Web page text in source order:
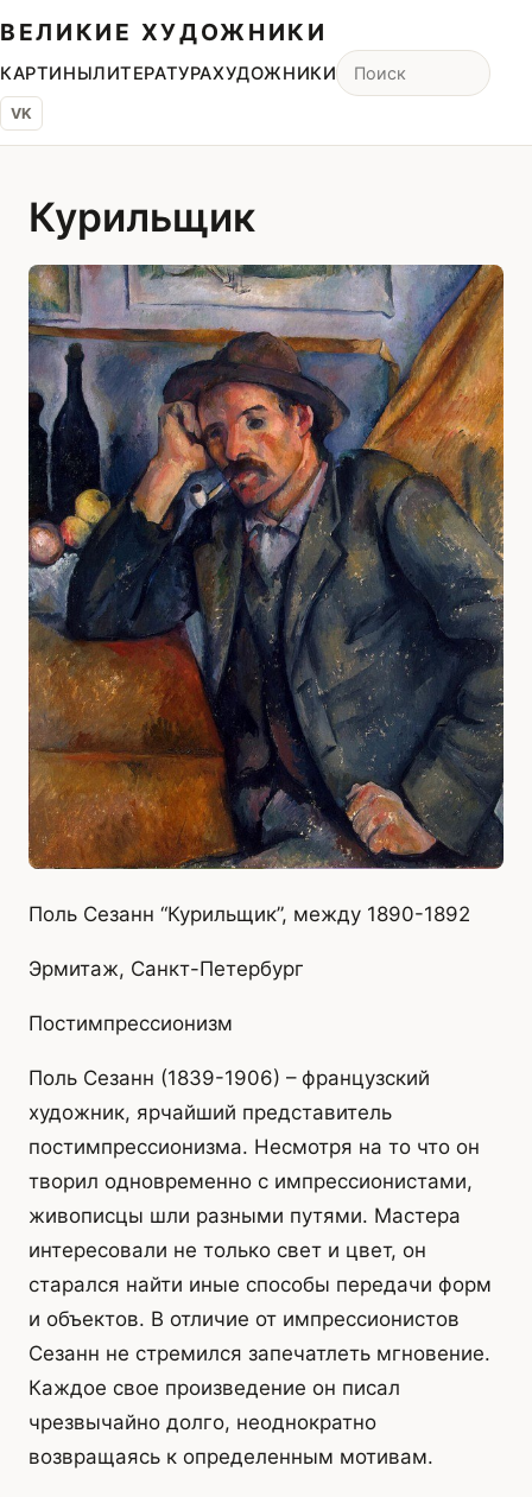
ВЕЛИКИЕ ХУДОЖНИКИ
КАРТИНЫЛИТЕРАТУРАХУДОЖНИКИ
VK
Курильщик
Поль Сезанн “Курильщик”, между 1890-1892
Эрмитаж, Санкт-Петербург
Постимпрессионизм
Поль Сезанн (1839-1906) – французский
художник, ярчайший представитель
постимпрессионизма. Несмотря на то что он
творил одновременно с импрессионистами,
живописцы шли разными путями. Мастера
интересовали не только свет и цвет, он
старался найти иные способы передачи форм
и объектов. В отличие от импрессионистов
Сезанн не стремился запечатлеть мгновение.
Каждое свое произведение он писал
чрезвычайно долго, неоднократно
возвращаясь к определенным мотивам.